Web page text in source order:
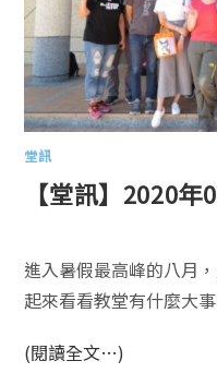
堂訊
【堂訊】2020年
進入暑假最高峰的八月
起來看看教堂有什麼大事
(閱讀全文…)